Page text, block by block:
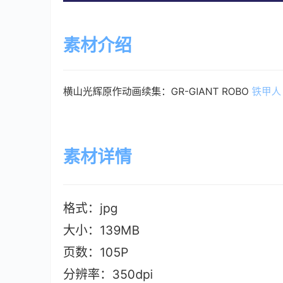
素材介绍
横山光辉原作动画续集：GR-GIANT ROBO 铁甲人
素材详情
格式：jpg
大小：139MB
页数：105P
分辨率：350dpi